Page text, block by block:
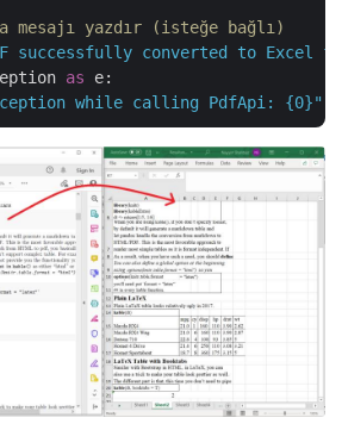
mesajı yazdır (isteğe bağlı)
successfully converted to Excel
as e:
while calling PdfApi: {0}"